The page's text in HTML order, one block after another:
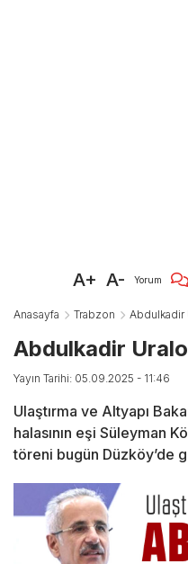
A+ A- Yorum
Anasayfa Trabzon Abdulkadir
Abdulkadir
Yayın Tarihi: 05.09.2025 - 11:46
Ulaştırma ve Altyapı
halasının eşi Süleyman
töreni bugün Düzköy’de